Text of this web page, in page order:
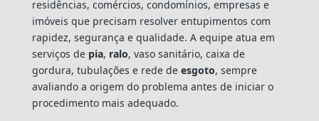
residências, comércios, condomínios, empresas e
imóveis que precisam resolver entupimentos com
rapidez, segurança e qualidade. A equipe atua em
serviços de pia, ralo, vaso sanitário, caixa de
gordura, tubulações e rede de esgoto, sempre
avaliando a origem do problema antes de iniciar o
procedimento mais adequado.